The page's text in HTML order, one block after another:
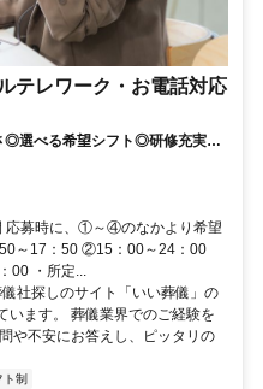
テレワーク・お電話対応
◎選べる希望シフト◎研修充実だ
全週休2日制で充実のワークラ
応募時に、①～④のなかより希望
～17：50 ②15：00～24：00
00 ・所定...
社探しのサイト「いい葬儀」の
います。 葬儀業界でのご経験を
や不安にお答えし、ピッタリの
ト制